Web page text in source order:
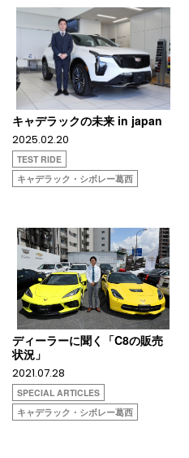
キャデラックの未来 in japan
2025.02.20
TEST RIDE
キャデラック・シボレー葛西
ディーラーに聞く「C8の販売
状況」
2021.07.28
SPECIAL ARTICLES
キャデラック・シボレー葛西